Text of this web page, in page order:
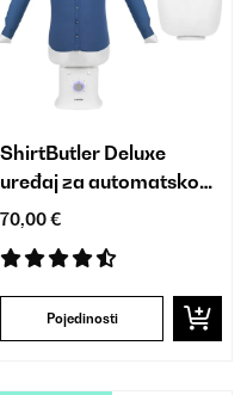
ShirtButler Deluxe
uređaj za automatsko
sušenje i glačanje
70,00 €
Pojedinosti